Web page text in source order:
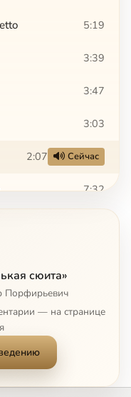
5:19
3:39
3:47
3:03
2:07 Сейчас
7:32
сюита»
Порфирьевич
— на странице